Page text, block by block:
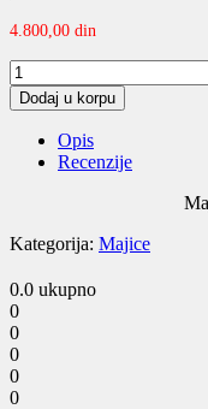
4.800,00 din
Majica
Harkila
H
logo
quantity
Dodaj u korpu
Opis
Recenzije
Kategorija: Majice
0.0 ukupno
0
0
0
0
0